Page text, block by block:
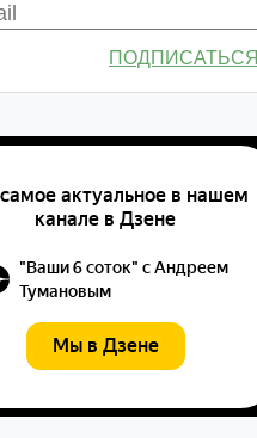
ПОДПИСАТЬСЯ